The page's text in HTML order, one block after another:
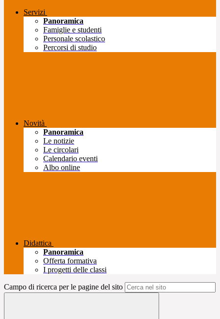
Servizi
Panoramica
Famiglie e studenti
Personale scolastico
Percorsi di studio
Novità
Panoramica
Le notizie
Le circolari
Calendario eventi
Albo online
Didattica
Panoramica
Offerta formativa
I progetti delle classi
Campo di ricerca per le pagine del sito